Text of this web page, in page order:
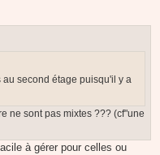
au second étage puisqu'il y a
ne sont pas mixtes ??? (cf"une
à gérer pour celles ou